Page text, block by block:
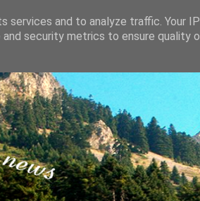
and to analyze traffic. Your
security metrics to ensure quality